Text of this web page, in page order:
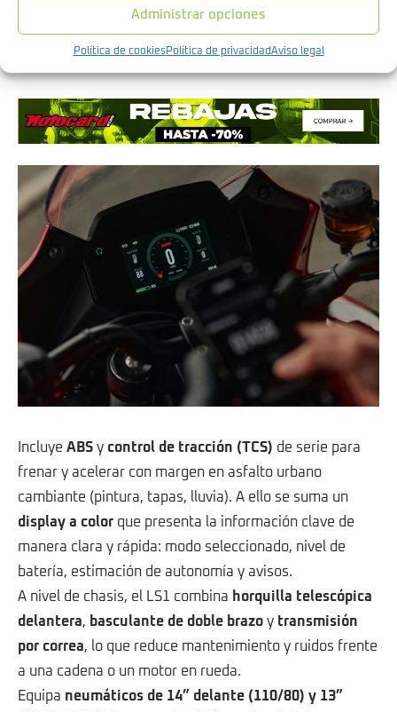
Administrar opciones
Política de cookiesPolítica de privacidadAviso legal
que reduce sensiblemente esos tiempos.
claro:lo dejas cargando por la noche y lo encuentras
listo cada mañana, sin instalaciones complicadas.
Incluye ABS y control de tracción (TCS) de serie para
frenar y acelerar con margen en asfalto urbano
cambiante (pintura, tapas, lluvia). A ello se suma un
display a color que presenta la información clave de
manera clara y rápida: modo seleccionado, nivel de
batería, estimación de autonomía y avisos.
A nivel de chasis, el LS1 combina horquilla telescópica
delantera, basculante de doble brazo y transmisión
por correa, lo que reduce mantenimiento y ruidos frente
a una cadena o un motor en rueda.
Equipa neumáticos de 14” delante (110/80) y 13”